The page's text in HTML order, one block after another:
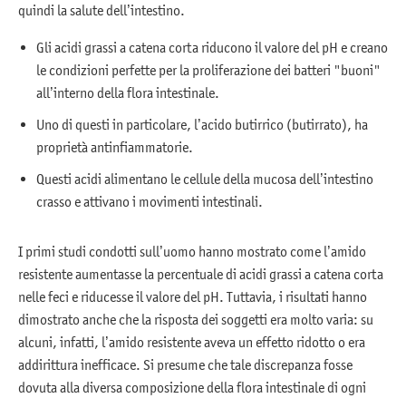
quindi la salute dell’intestino.
Gli acidi grassi a catena corta riducono il valore del pH e creano
le condizioni perfette per la proliferazione dei batteri "buoni"
all’interno della flora intestinale.
Uno di questi in particolare, l’acido butirrico (butirrato), ha
proprietà antinfiammatorie.
Questi acidi alimentano le cellule della mucosa dell’intestino
crasso e attivano i movimenti intestinali.
I primi studi condotti sull’uomo hanno mostrato come l’amido
resistente aumentasse la percentuale di acidi grassi a catena corta
nelle feci e riducesse il valore del pH. Tuttavia, i risultati hanno
dimostrato anche che la risposta dei soggetti era molto varia: su
alcuni, infatti, l’amido resistente aveva un effetto ridotto o era
addirittura inefficace. Si presume che tale discrepanza fosse
dovuta alla diversa composizione della flora intestinale di ogni